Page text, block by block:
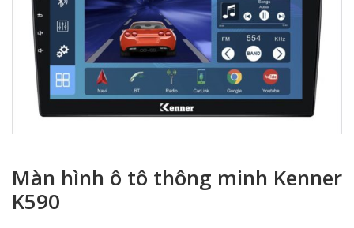
Màn hình ô tô thông minh Kenner
K590